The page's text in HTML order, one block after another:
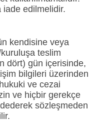
iade edilmelidir.
kendisine veya
teslim
dört) gün içerisinde,
bilgileri üzerinden
ve cezai
ve hiçbir gerekçe
sözleşmeden